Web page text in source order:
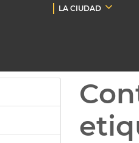
LA CIUDAD